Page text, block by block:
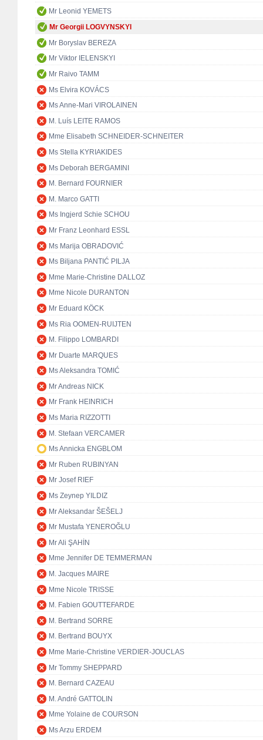
Mr Leonid YEMETS
Mr Georgii LOGVYNSKYI
Mr Boryslav BEREZA
Mr Viktor IELENSKYI
Mr Raivo TAMM
Ms Elvira KOVÁCS
Ms Anne-Mari VIROLAINEN
M. Luís LEITE RAMOS
Mme Elisabeth SCHNEIDER-SCHNEITER
Ms Stella KYRIAKIDES
Ms Deborah BERGAMINI
M. Bernard FOURNIER
M. Marco GATTI
Ms Ingjerd Schie SCHOU
Mr Franz Leonhard ESSL
Ms Marija OBRADOVIĆ
Ms Biljana PANTIĆ PILJA
Mme Marie-Christine DALLOZ
Mme Nicole DURANTON
Mr Eduard KÖCK
Ms Ria OOMEN-RUIJTEN
M. Filippo LOMBARDI
Mr Duarte MARQUES
Ms Aleksandra TOMIĆ
Mr Andreas NICK
Mr Frank HEINRICH
Ms Maria RIZZOTTI
M. Stefaan VERCAMER
Ms Annicka ENGBLOM
Mr Ruben RUBINYAN
Mr Josef RIEF
Ms Zeynep YILDIZ
Mr Aleksandar ŠEŠELJ
Mr Mustafa YENEROĞLU
Mr Ali ŞAHİN
Mme Jennifer DE TEMMERMAN
M. Jacques MAIRE
Mme Nicole TRISSE
M. Fabien GOUTTEFARDE
M. Bertrand SORRE
M. Bertrand BOUYX
Mme Marie-Christine VERDIER-JOUCLAS
Mr Tommy SHEPPARD
M. Bernard CAZEAU
M. André GATTOLIN
Mme Yolaine de COURSON
Ms Arzu ERDEM